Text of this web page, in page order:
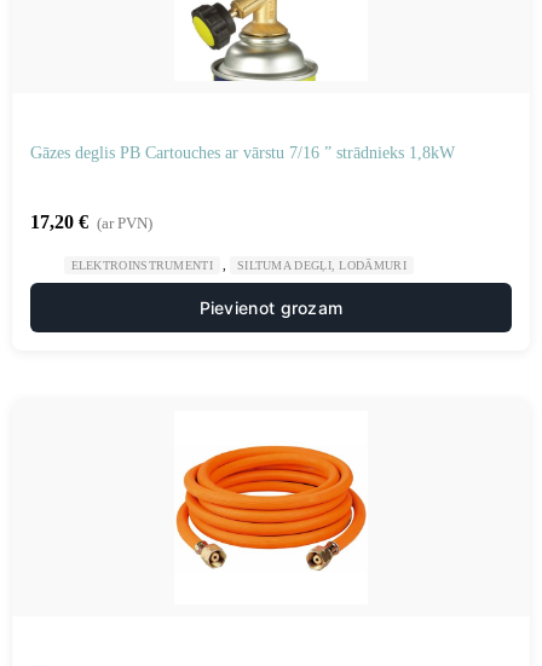
Gāzes deglis PB Cartouches ar vārstu 7/16 ” strādnieks 1,8kW
17,20 € (ar PVN)
ELEKTROINSTRUMENTI SILTUMA DEGĻI, LODĀMURI
Pievienot grozam